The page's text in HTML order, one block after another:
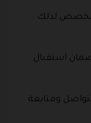
لذلك
استقبال
ومتابعة